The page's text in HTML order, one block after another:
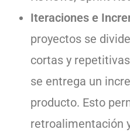
Iteraciones e
proyectos se
cortas y
se entrega un
producto. Esto
retroalimentación